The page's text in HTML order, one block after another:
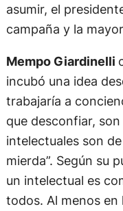
asumir, el
campaña y la
Mempo Giardinelli
incubó una idea
trabajaría a
que desconfiar,
intelectuales son
mierda”. Según su
un intelectual es
todos. Al menos en